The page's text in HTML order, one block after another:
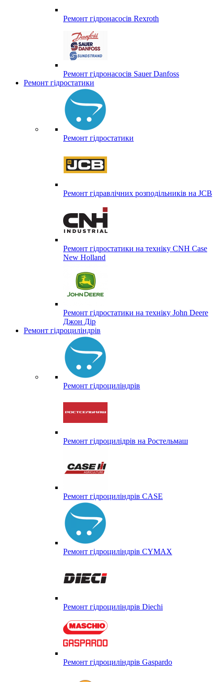
Ремонт гідронасосів Rexroth
Ремонт гідронасосів Sauer Danfoss
Ремонт гідростатики
Ремонт гідростатики
Ремонт гідравлічних розподільників на JCB
Ремонт гідростатики на техніку CNH Case
New Holland
Ремонт гідростатики на техніку John Deere
Джон Дір
Ремонт гідроциліндрів
Ремонт гідроциліндрів
Ремонт гідроцилідрів на Ростельмаш
Ремонт гідроциліндрів CASE
Ремонт гідроциліндрів CYMAX
Ремонт гідроциліндрів Diechi
Ремонт гідроциліндрів Gaspardo